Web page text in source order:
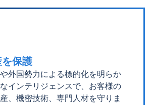
保護
外国勢力による標的化を明らか
インテリジェンスで、お客様の
、機密技術、専門人材を守りま